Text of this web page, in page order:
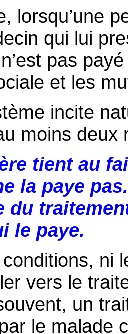
lorsqu’une
qui lui
pas
et les
incite
moins deux
tient au
la paye
du
le paye.
ni
vers le
un
le malade